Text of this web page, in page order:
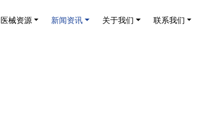
医械资源 新闻资讯 关于我们 联系我们